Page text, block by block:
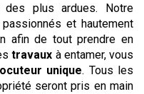
des plus ardues. Notre
passionnés et hautement
afin de tout prendre en
travaux à entamer, vous
unique. Tous les
seront pris en main